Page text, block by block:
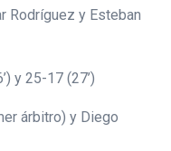
Rodríguez y Esteban
y 25-17 (27’)
árbitro) y Diego